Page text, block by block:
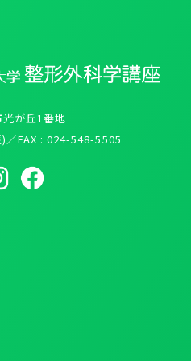
が丘1番地
FAX : 024-548-5505